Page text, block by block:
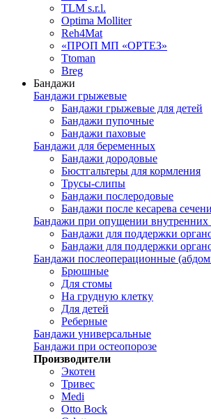
TLM s.r.l.
Optima Molliter
Reh4Mat
«ПРОП МП «ОРТЕЗ»
Ttoman
Breg
Бандажи
Бандажи грыжевые
Бандажи грыжевые для детей
Бандажи пупочные
Бандажи паховые
Бандажи для беременных
Бандажи дородовые
Бюстгальтеры для кормления
Трусы-слипы
Бандажи послеродовые
Бандажи после кесарева
Бандажи при опущении внутренних
Бандажи для поддержки
Бандажи для поддержки
Бандажи послеоперационные
Брюшные
Для стомы
На грудную клетку
Для детей
Реберные
Бандажи универсальные
Бандажи при остеопорозе
Производители
Экотен
Тривес
Medi
Otto Bock